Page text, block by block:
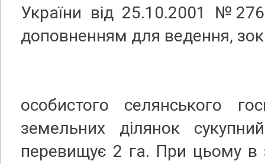
України від 25.10.2001
доповненням для ведення,
особистого селянського
земельних ділянок
перевищує 2 га. При цьому в